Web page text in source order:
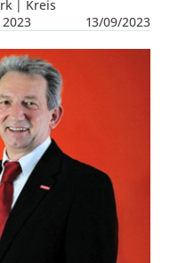
| Kreis
13/09/2023